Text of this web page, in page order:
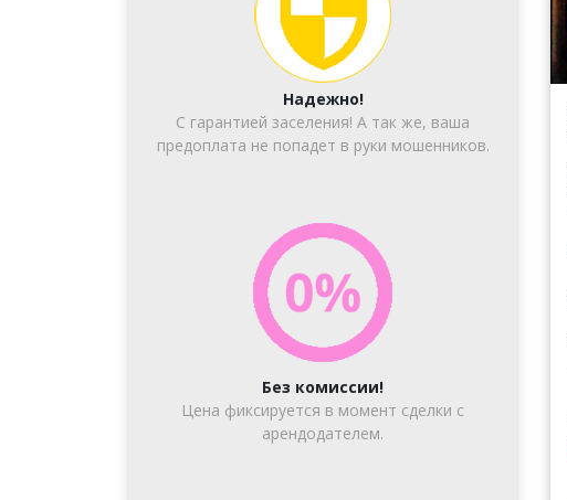
Надежно!
С гарантией заселения! А так же, ваша
предоплата не попадет в руки мошенников.
Без комиссии!
Цена фиксируется в момент сделки с
арендодателем.